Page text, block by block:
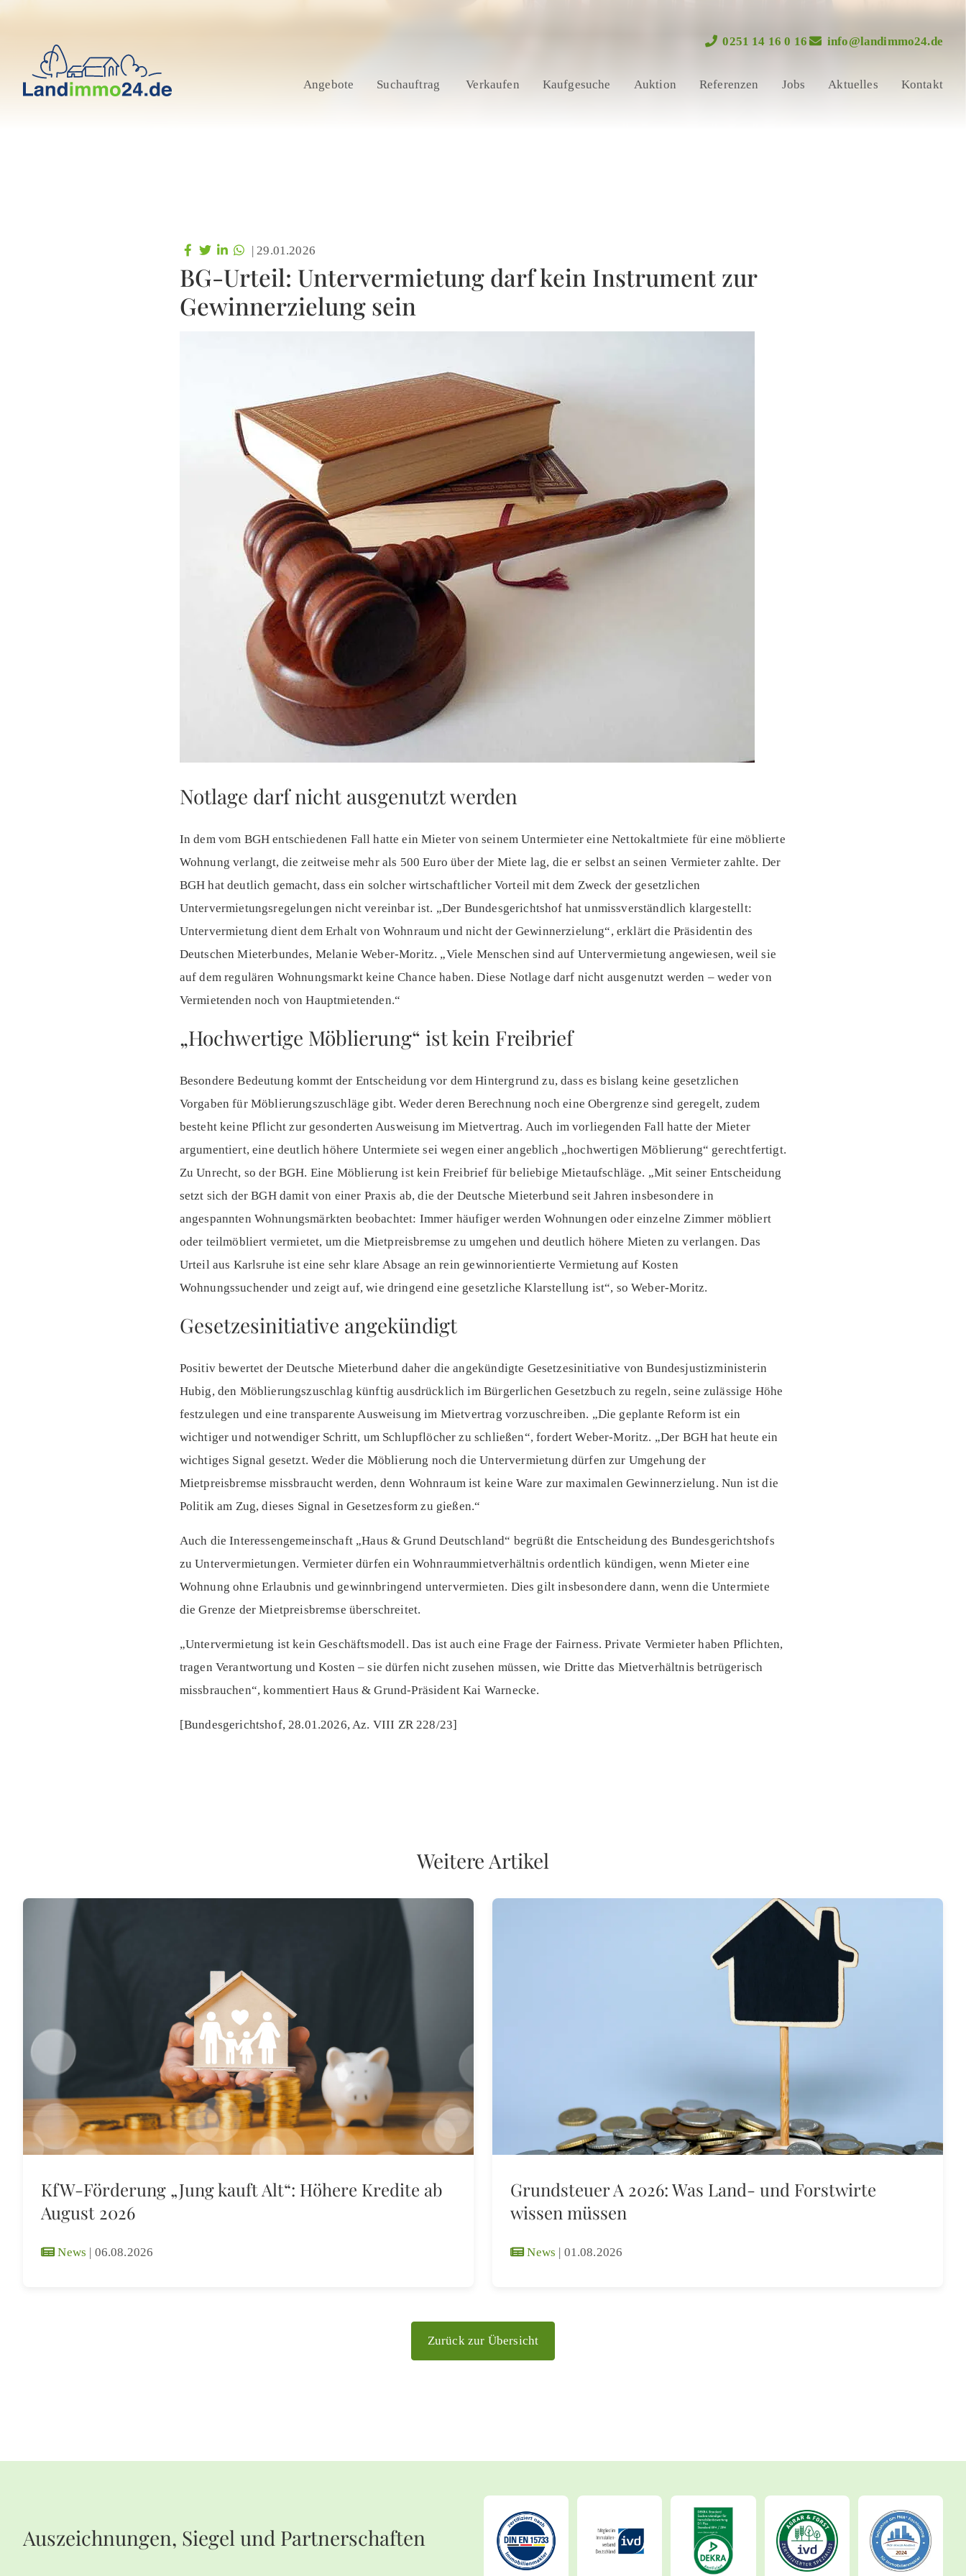
0251 14 16 0 16 info@landimmo24.de
Angebote Suchauftrag Verkaufen Kaufgesuche Auktion Referenzen Jobs Aktuelles Kontakt
|29.01.2026
BG-Urteil: Untervermietung darf kein Instrument zur
Gewinnerzielung sein
Notlage darf nicht ausgenutzt werden
In dem vom BGH entschiedenen Fall hatte ein Mieter von seinem Untermieter eine Nettokaltmiete für eine möblierte
Wohnung verlangt, die zeitweise mehr als 500 Euro über der Miete lag, die er selbst an seinen Vermieter zahlte. Der
BGH hat deutlich gemacht, dass ein solcher wirtschaftlicher Vorteil mit dem Zweck der gesetzlichen
Untervermietungsregelungen nicht vereinbar ist. „Der Bundesgerichtshof hat unmissverständlich klargestellt:
Untervermietung dient dem Erhalt von Wohnraum und nicht der Gewinnerzielung“, erklärt die Präsidentin des
Deutschen Mieterbundes, Melanie Weber-Moritz. „Viele Menschen sind auf Untervermietung angewiesen, weil sie
auf dem regulären Wohnungsmarkt keine Chance haben. Diese Notlage darf nicht ausgenutzt werden – weder von
Vermietenden noch von Hauptmietenden.“
„Hochwertige Möblierung“ ist kein Freibrief
Besondere Bedeutung kommt der Entscheidung vor dem Hintergrund zu, dass es bislang keine gesetzlichen
Vorgaben für Möblierungszuschläge gibt. Weder deren Berechnung noch eine Obergrenze sind geregelt, zudem
besteht keine Pflicht zur gesonderten Ausweisung im Mietvertrag. Auch im vorliegenden Fall hatte der Mieter
argumentiert, eine deutlich höhere Untermiete sei wegen einer angeblich „hochwertigen Möblierung“ gerechtfertigt.
Zu Unrecht, so der BGH. Eine Möblierung ist kein Freibrief für beliebige Mietaufschläge. „Mit seiner Entscheidung
setzt sich der BGH damit von einer Praxis ab, die der Deutsche Mieterbund seit Jahren insbesondere in
angespannten Wohnungsmärkten beobachtet: Immer häufiger werden Wohnungen oder einzelne Zimmer möbliert
oder teilmöbliert vermietet, um die Mietpreisbremse zu umgehen und deutlich höhere Mieten zu verlangen. Das
Urteil aus Karlsruhe ist eine sehr klare Absage an rein gewinnorientierte Vermietung auf Kosten
Wohnungssuchender und zeigt auf, wie dringend eine gesetzliche Klarstellung ist“, so Weber-Moritz.
Gesetzesinitiative angekündigt
Positiv bewertet der Deutsche Mieterbund daher die angekündigte Gesetzesinitiative von Bundesjustizministerin
Hubig, den Möblierungszuschlag künftig ausdrücklich im Bürgerlichen Gesetzbuch zu regeln, seine zulässige Höhe
festzulegen und eine transparente Ausweisung im Mietvertrag vorzuschreiben. „Die geplante Reform ist ein
wichtiger und notwendiger Schritt, um Schlupflöcher zu schließen“, fordert Weber-Moritz. „Der BGH hat heute ein
wichtiges Signal gesetzt. Weder die Möblierung noch die Untervermietung dürfen zur Umgehung der
Mietpreisbremse missbraucht werden, denn Wohnraum ist keine Ware zur maximalen Gewinnerzielung. Nun ist die
Politik am Zug, dieses Signal in Gesetzesform zu gießen.“
Auch die Interessengemeinschaft „Haus & Grund Deutschland“ begrüßt die Entscheidung des Bundesgerichtshofs
zu Untervermietungen. Vermieter dürfen ein Wohnraummietverhältnis ordentlich kündigen, wenn Mieter eine
Wohnung ohne Erlaubnis und gewinnbringend untervermieten. Dies gilt insbesondere dann, wenn die Untermiete
die Grenze der Mietpreisbremse überschreitet.
„Untervermietung ist kein Geschäftsmodell. Das ist auch eine Frage der Fairness. Private Vermieter haben Pflichten,
tragen Verantwortung und Kosten – sie dürfen nicht zusehen müssen, wie Dritte das Mietverhältnis betrügerisch
missbrauchen“, kommentiert Haus & Grund-Präsident Kai Warnecke.
[Bundesgerichtshof, 28.01.2026, Az. VIII ZR 228/23]
Weitere Artikel
KfW-Förderung „Jung kauft Alt“: Höhere Kredite ab
August 2026
News 06.08.2026
Grundsteuer A 2026: Was Land- und Forstwirte
wissen müssen
News 01.08.2026
Zurück zur Übersicht
Auszeichnungen, Siegel und Partnerschaften